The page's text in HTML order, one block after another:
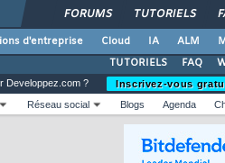
FORUMS TUTORIELS
d'entreprise Cloud IA ALM
TUTORIELS
FAQ
Developpez.com ?
Inscrivez-vous
Réseau social Blogs Agenda